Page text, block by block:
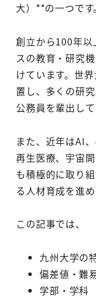
大）**の一つです。
創立から100年以
スの教育・研究
けています。世
置し、多くの研
公務員を輩出して
また、近年はAI
再生医療、宇宙
も積極的に取り
る人材育成を進め
この記事では、
九州大学の
偏差値・難
学部・学科